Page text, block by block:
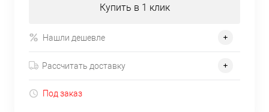
Купить в 1 клик
Нашли дешевле
Рассчитать доставку
Под заказ